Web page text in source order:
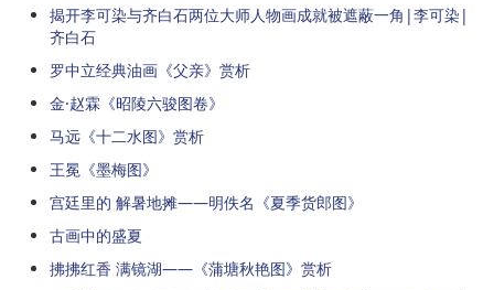
揭开李可染与齐白石两位大师人物画成就被遮蔽一角|李可染|
齐白石
罗中立经典油画《父亲》赏析
金·赵霖《昭陵六骏图卷》
马远《十二水图》赏析
​王冕《墨梅图》
宫廷里的 解暑地摊——明佚名《夏季货郎图》
古画中的盛夏
拂拂红香 满镜湖——《蒲塘秋艳图》赏析